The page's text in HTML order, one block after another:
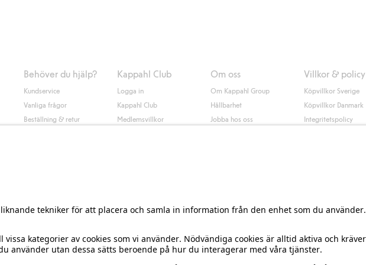
Behöver du hjälp?
Kundservice
Vanliga frågor
Beställning & retur
Kappahl Club
Logga in
Kappahl Club
Medlemsvillkor
Om oss
Om Kappahl Group
Hållbarhet
Jobba hos oss
Villkor & policy
Köpvillkor Sverige
Köpvillkor Danmark
Integritetspolicy